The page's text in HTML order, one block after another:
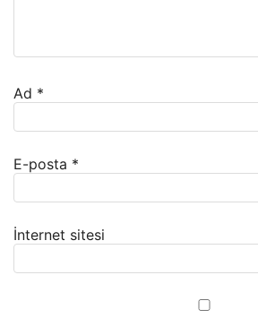
Ad *
E-posta *
İnternet sitesi